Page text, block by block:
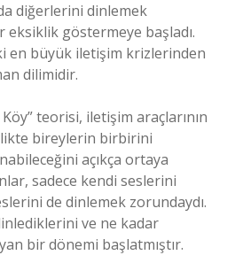
diğerlerini dinlemek
göstermeye başladı.
en büyük iletişim krizlerinden
dilimidir.
teorisi, iletişim araçlarının
bireylerin birbirini
açıkça ortaya
sadece kendi seslerini
de dinlemek zorundaydı.
ve ne kadar
bir dönemi başlatmıştır.